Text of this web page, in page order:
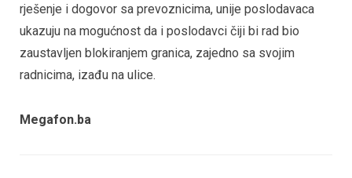
rješenje i dogovor sa prevoznicima, unije poslodavaca
ukazuju na mogućnost da i poslodavci čiji bi rad bio
zaustavljen blokiranjem granica, zajedno sa svojim
radnicima, izađu na ulice.
Megafon.ba